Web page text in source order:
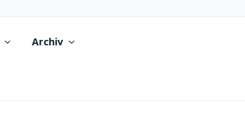
Archiv